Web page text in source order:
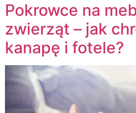
Pokrowce na
zwierząt – jak
kanapę i fotele?